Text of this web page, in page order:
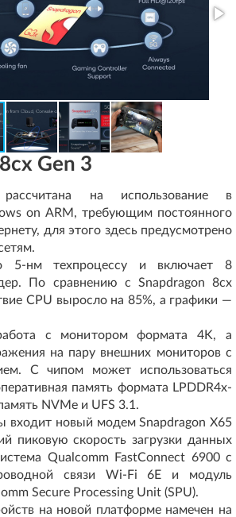
Gen 3
на использование в
on ARM, требующим постоянного
для этого здесь предусмотрено
5-нм техпроцессу и включает 8
По сравнению с Snapdragon 8cx
CPU выросло на 85%, а графики —
с монитором формата 4K, а
на пару внешних мониторов с
С чипом может использоваться
память формата LPDDR4x-
NVMe и UFS 3.1.
входит новый модем Snapdragon X65
пиковую скорость загрузки данных
Qualcomm FastConnect 6900 с
связи Wi-Fi 6E и модуль
Secure Processing Unit (SPU).
на новой платформе намечен на